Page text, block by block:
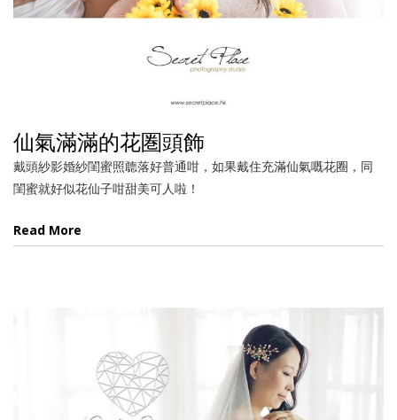
仙氣滿滿的花圏頭飾
戴頭紗影婚紗閨蜜照聼落好普通咁，如果戴住充滿仙氣嘅花圈，同
閨蜜就好似花仙子咁甜美可人啦！
Read More